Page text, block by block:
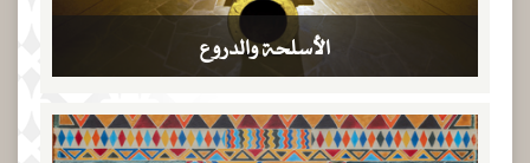
الأسلحة والدروع